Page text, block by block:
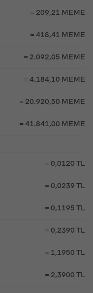
= 209,21 MEME
= 418,41 MEME
= 2.092,05 MEME
= 4.184,10 MEME
= 20.920,50 MEME
= 41.841,00 MEME
= 0,0120 TL
= 0,0239 TL
= 0,1195 TL
= 0,2390 TL
= 1,1950 TL
= 2,3900 TL